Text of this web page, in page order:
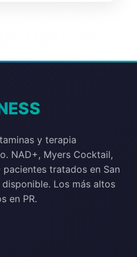
y terapia
NAD+, Myers Cocktail,
tratados en San
Los más altos
en PR.